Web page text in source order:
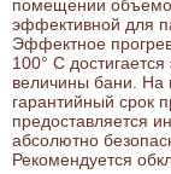
помещении
эффективной для
Эффектное
100° С
величины бани. На
гарантийный срок
предоставляется
абсолютно
Рекомендуется